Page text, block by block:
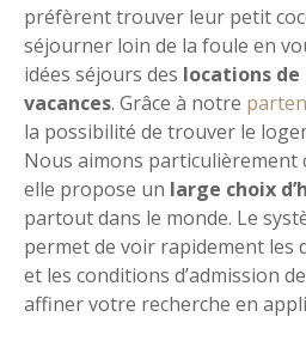
préfèrent trouver leur petit
séjourner loin de la foule en
idées séjours des locations
vacances. Grâce à notre
la possibilité de trouver le
Nous aimons particulièrement
elle propose un large choix
partout dans le monde. Le
permet de voir rapidement les
et les conditions d’admission
affiner votre recherche en